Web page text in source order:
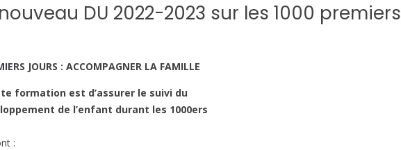
DU 2022-2023 sur les 1000 premiers
JOURS : ACCOMPAGNER LA FAMILLE
formation est d’assurer le suivi du
de l’enfant durant les 1000ers
: